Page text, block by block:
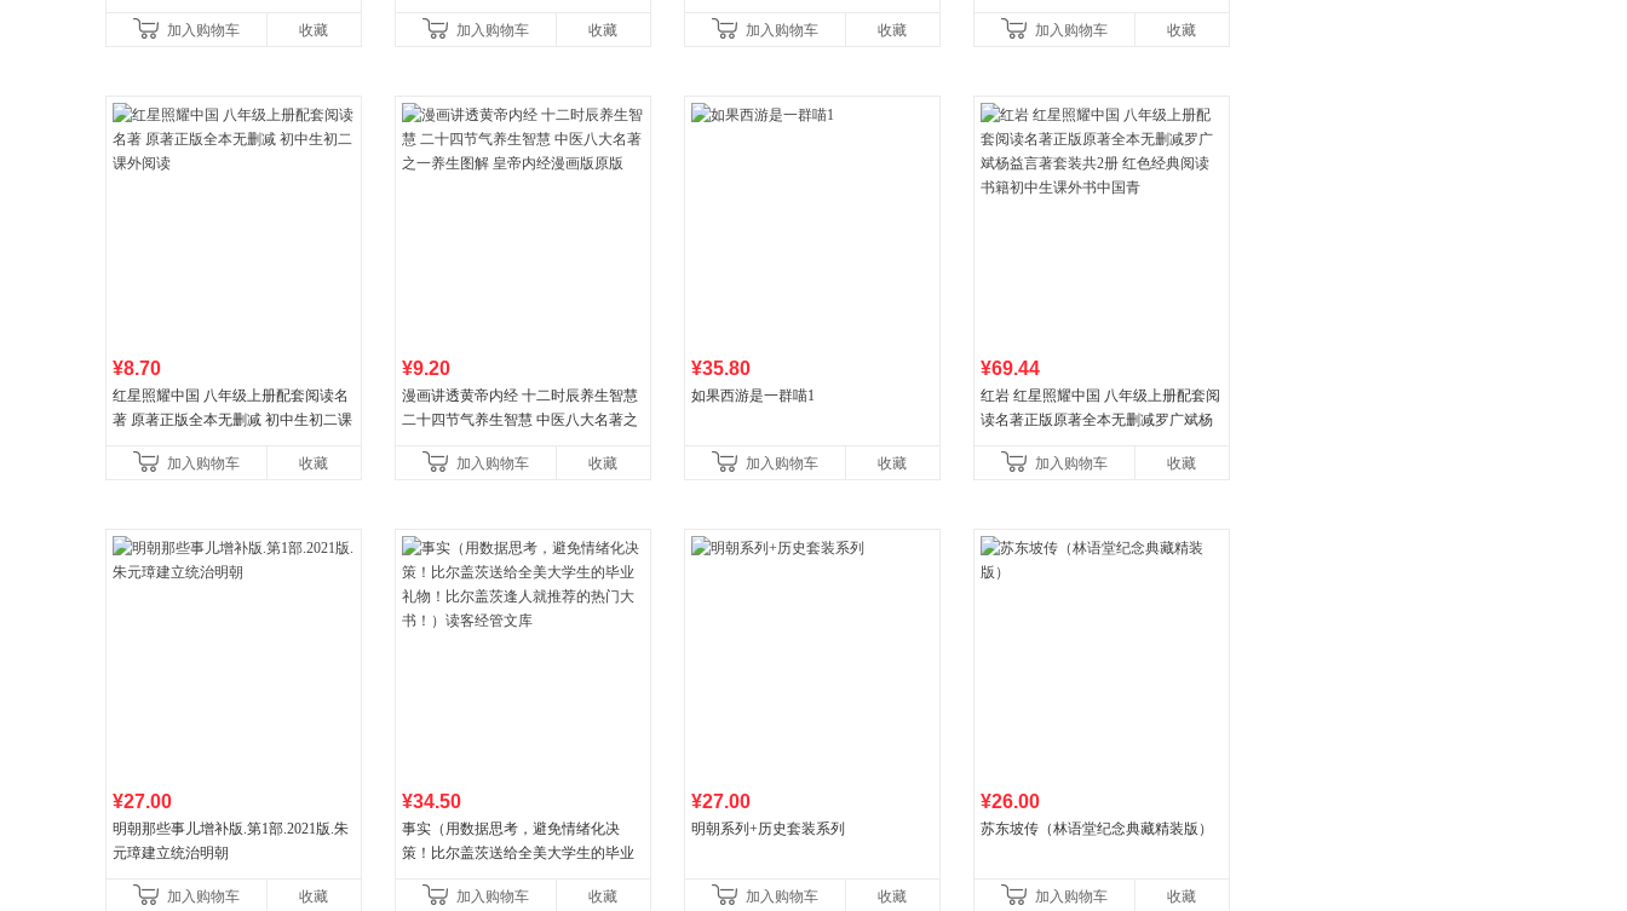
加入购物车 收藏 加入购物车 收藏 加入购物车 收藏
国青年出版社加入购物车 收藏
¥8.70
红星照耀中国 八年级上册配套阅读名
著 原著正版全本无删减 初中生初二课
加入购物车
收藏
¥9.20
漫画讲透黄帝内经 十二时辰养生智慧
二十四节气养生智慧 中医八大名著之
加入购物车
收藏
¥35.80
如果西游是一群喵1
加入购物车 收藏
¥69.44
红岩 红星照耀中国 八年级上册配套阅
读名著正版原著全本无删减罗广斌杨
初中生课外书中国青
加入购物车 收藏
¥27.00
明朝那些事儿增补版.第1部.2021版.朱
元璋建立统治明朝
加入购物车 收藏
¥34.50
事实（用数据思考，避免情绪化决
策！比尔盖茨送给全美大学生的毕业
书！）读客经管文库
加入购物车 收藏
¥27.00
明朝系列+历史套装系列
加入购物车 收藏
¥26.00
苏东坡传（林语堂纪念典藏精装版）
加入购物车 收藏